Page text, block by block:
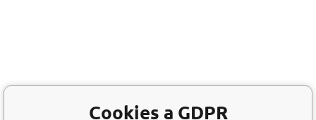
Cookies a GDPR